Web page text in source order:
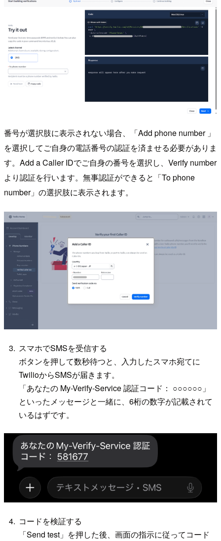
番号が選択肢に表示されない場合、「Add phone number 」
を選択してご自身の電話番号の認証を済ませる必要がありま
す。Add a Caller IDでご自身の番号を選択し、Verify number
より認証を行います。無事認証ができると「To phone
number」の選択肢に表示されます。
スマホでSMSを受信する
ボタンを押して数秒待つと、入力したスマホ宛てに
TwilioからSMSが届きます。
「あなたの My-Verify-Service 認証コード： ○○○○○○」
といったメッセージと一緒に、6桁の数字が記載されて
いるはずです。
コードを検証する
「Send test」を押した後、画面の指示に従ってコード